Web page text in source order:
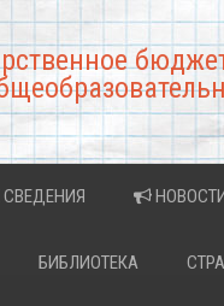
БИБЛИОТЕКА